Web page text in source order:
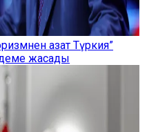
азат Түркия”
жасады